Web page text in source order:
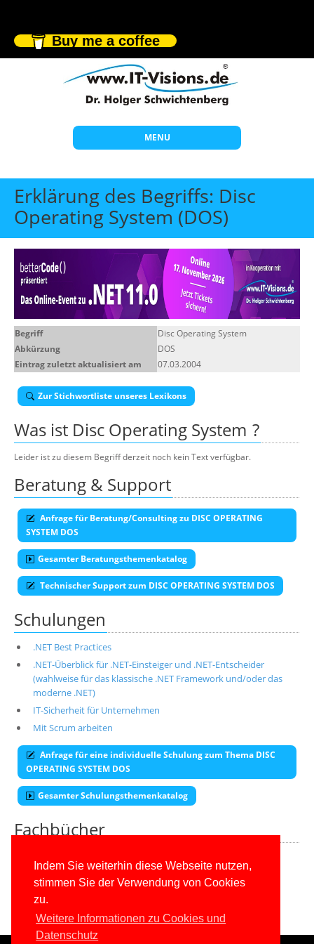
Indem Sie weiterhin diese Webseite nutzen,
stimmen Sie der Verwendung von Cookies
zu.
Weitere Informationen zu Cookies und
Datenschutz
Buy me a coffee
MENU
Start
Themen
Beratung
Individuelle Schulungen
Offene Seminare
Wissen
Erklärung des Begriffs: Disc
Operating System (DOS)
Begriff
Disc Operating System
Abkürzung
DOS
Eintrag zuletzt aktualisiert am
07.03.2004
Zur Stichwortliste unseres Lexikons
Was ist Disc Operating System ?
Leider ist zu diesem Begriff derzeit noch kein Text verfügbar.
Beratung & Support
Anfrage für Beratung/Consulting zu DISC OPERATING
SYSTEM DOS
Gesamter Beratungsthemenkatalog
Technischer Support zum DISC OPERATING SYSTEM DOS
Schulungen
.NET Best Practices
.NET-Überblick für .NET-Einsteiger und .NET-Entscheider
(wahlweise für das klassische .NET Framework und/oder das
moderne .NET)
IT-Sicherheit für Unternehmen
Mit Scrum arbeiten
Anfrage für eine individuelle Schulung zum Thema DISC
OPERATING SYSTEM DOS
Gesamter Schulungsthemenkatalog
Fachbücher
Alle unsere aktuellen Fachbücher
E-Book-Abo für ab 99 Euro im Jahr